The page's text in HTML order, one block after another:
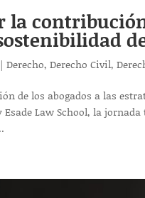
la
|Derecho,Derecho Civil,
de los abogados a las
Esade Law School, la